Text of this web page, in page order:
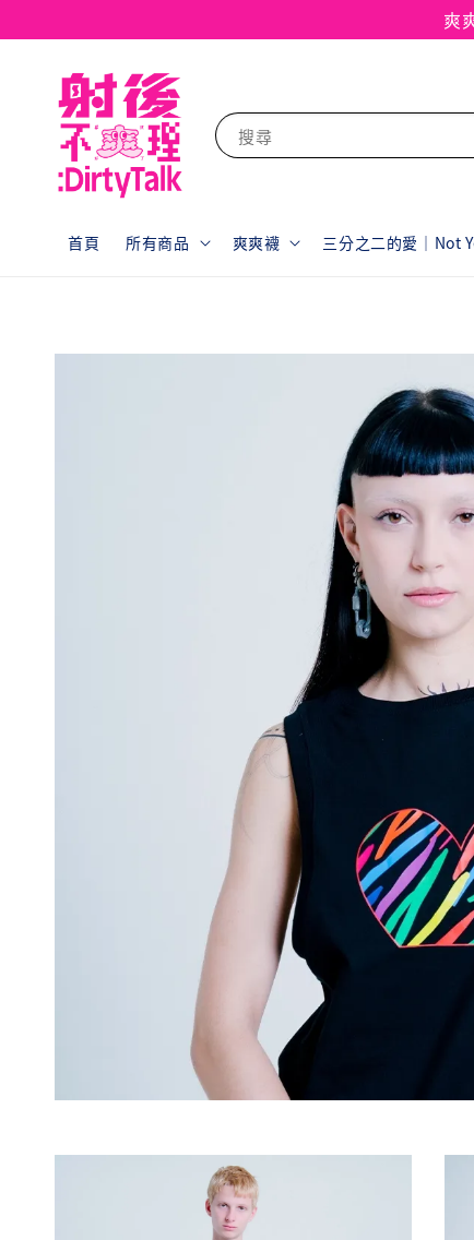
爽
搜尋
首頁 所有商品 爽爽襪 三分之二的愛｜Not